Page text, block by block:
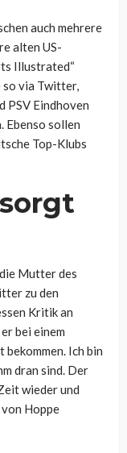
auch mehrere
alten US-
Illustrated“
via Twitter,
PSV Eindhoven
Ebenso sollen
Top-Klubs
Mutter des
zu den
Kritik an
bei einem
Ich bin
dran sind. Der
wieder und
Hoppe